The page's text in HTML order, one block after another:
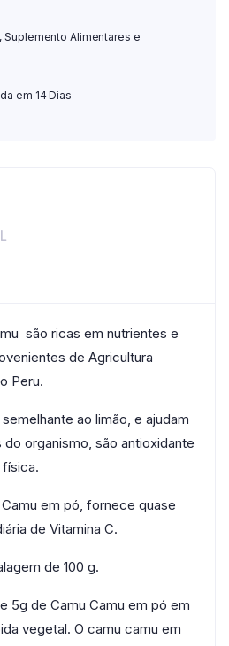
Suplemento Alimentares e
em 14 Dias
são ricas em nutrientes e
de Agricultura
Peru.
ao limão, e ajudam
organismo, são antioxidante
física.
em pó, fornece quase
de Vitamina C.
de 100 g.
5g de Camu Camu em pó em
vegetal. O camu camu em